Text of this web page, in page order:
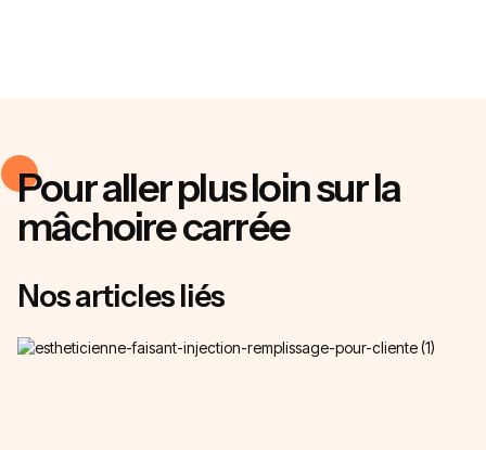
Pour aller plus loin sur la
mâchoire carrée
Nos articles liés